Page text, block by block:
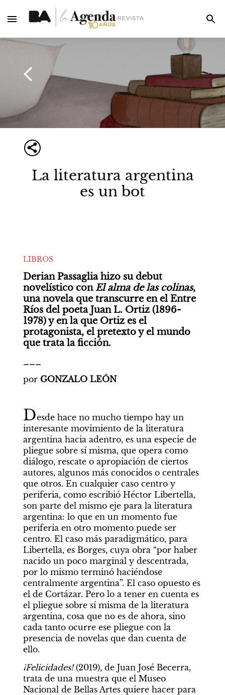
La literatura argentina
es un bot
LIBROS
Derian Passaglia hizo su debut
novelístico con El alma de las colinas,
una novela que transcurre en el Entre
Ríos del poeta Juan L. Ortiz (1896-
1978) y en la que Ortiz es el
protagonista, el pretexto y el mundo
que trata la ficción.
por GONZALO LEÓN
Desde hace no mucho tiempo hay un
interesante movimiento de la literatura
argentina hacia adentro, es una especie de
pliegue sobre sí misma, que opera como
diálogo, rescate o apropiación de ciertos
autores, algunos más conocidos o centrales
que otros. En cualquier caso centro y
periferia, como escribió Héctor Libertella,
son parte del mismo eje para la literatura
argentina: lo que en un momento fue
periferia en otro momento puede ser
centro. El caso más paradigmático, para
Libertella, es Borges, cuya obra “por haber
nacido un poco marginal y descentrada,
por lo mismo terminó haciéndose
centralmente argentina”. El caso opuesto es
el de Cortázar. Pero lo a tener en cuenta es
el pliegue sobre sí misma de la literatura
argentina, cosa que no es de ahora, sino
cada tanto ocurre ese pliegue con la
presencia de novelas que dan cuenta de
ello.
¡Felicidades! (2019), de Juan José Becerra,
trata de una muestra que el Museo
Nacional de Bellas Artes quiere hacer para